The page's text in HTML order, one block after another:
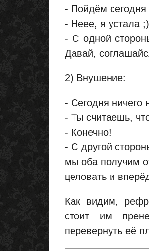
- Пойдём сегодня
- Неее, я устала ;)
- С одной
Давай,
2) Внушение:
- Сегодня ничего
- Ты считаешь,
- Конечно!
- С другой
мы оба получим
целовать и
Как видим,
стоит им
перевернуть её